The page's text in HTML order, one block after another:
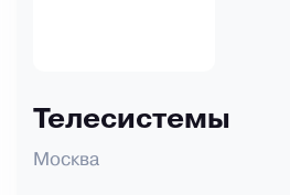
Телесистемы
Москва